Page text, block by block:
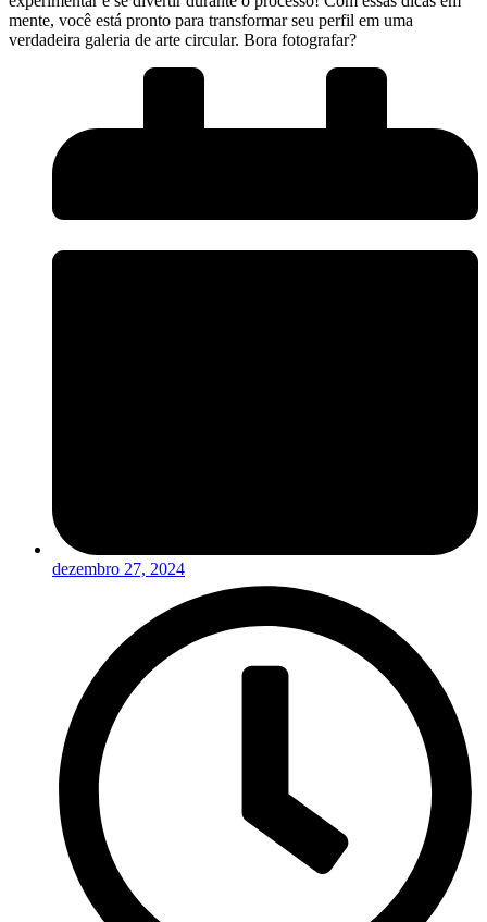
mente,‍ você está pronto para transformar seu ⁣perfil em uma
verdadeira‌ galeria de ​arte circular. ⁤Bora fotografar?
dezembro 27, 2024